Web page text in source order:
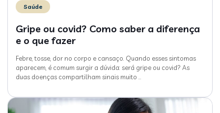
Saúde
Gripe ou covid? Como saber a diferença
e o que fazer
Febre, tosse, dor no corpo e cansaço. Quando esses sintomas
aparecem, é comum surgir a dúvida: será gripe ou covid? As
duas doenças compartilham sinais muito